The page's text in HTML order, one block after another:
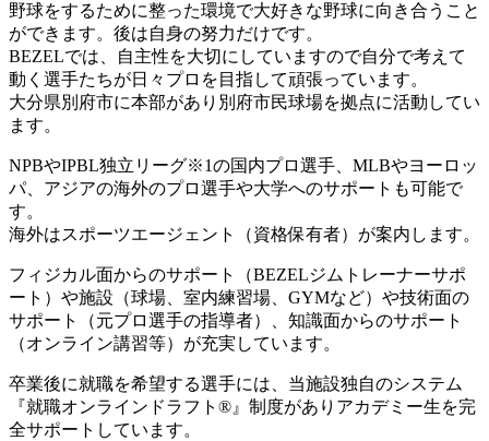
野球をするために整った環境で大好きな野球に向き合うこと
ができます。後は自身の努力だけです。
BEZELでは、自主性を大切にしていますので自分で考えて
動く選手たちが日々プロを目指して頑張っています。
大分県別府市に本部があり別府市民球場を拠点に活動してい
ます。
NPBやIPBL独立リーグ※1の国内プロ選手、MLBやヨーロッ
パ、アジアの海外のプロ選手や大学へのサポートも可能で
す。
海外はスポーツエージェント（資格保有者）が案内します。
フィジカル面からのサポート（BEZELジムトレーナーサポ
ート）や施設（球場、室内練習場、GYMなど）や技術面の
サポート（元プロ選手の指導者）、知識面からのサポート
（オンライン講習等）が充実しています。
卒業後に就職を希望する選手には、当施設独自のシステム
『就職オンラインドラフト®』制度がありアカデミー生を完
全サポートしています。